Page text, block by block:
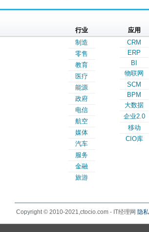
行业
制造
零售
教育
医疗
能源
政府
电信
航空
媒体
汽车
服务
金融
旅游
应用
CRM
ERP
BI
物联网
SCM
BPM
大数据
企业2.0
移动
CIO库
Copyright © 2010-2021,ctocio.com - IT经理网 隐